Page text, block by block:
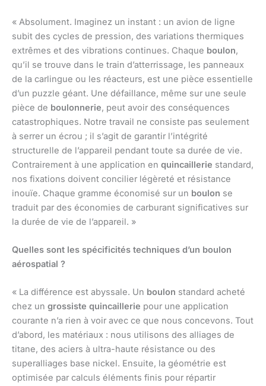
« Absolument. Imaginez un instant : un avion de ligne
subit des cycles de pression, des variations thermiques
extrêmes et des vibrations continues. Chaque boulon,
qu’il se trouve dans le train d’atterrissage, les panneaux
de la carlingue ou les réacteurs, est une pièce essentielle
d’un puzzle géant. Une défaillance, même sur une seule
pièce de boulonnerie, peut avoir des conséquences
catastrophiques. Notre travail ne consiste pas seulement
à serrer un écrou ; il s’agit de garantir l’intégrité
structurelle de l’appareil pendant toute sa durée de vie.
Contrairement à une application en quincaillerie standard,
nos fixations doivent concilier légèreté et résistance
inouïe. Chaque gramme économisé sur un boulon se
traduit par des économies de carburant significatives sur
la durée de vie de l’appareil. »
Quelles sont les spécificités techniques d’un boulon
aérospatial ?
« La différence est abyssale. Un boulon standard acheté
chez un grossiste quincaillerie pour une application
courante n’a rien à voir avec ce que nous concevons. Tout
d’abord, les matériaux : nous utilisons des alliages de
titane, des aciers à ultra-haute résistance ou des
superalliages base nickel. Ensuite, la géométrie est
optimisée par calculs éléments finis pour répartir